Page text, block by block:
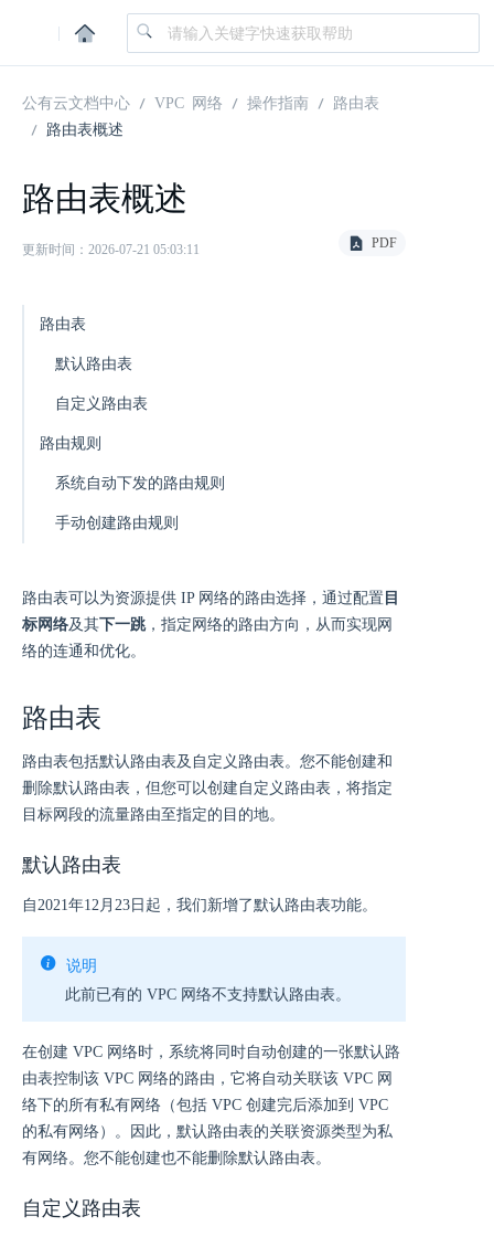
|
公有云文档中心 VPC 网络 操作指南
路由表
路由表概述
路由表概述
更新时间：2026-07-21 05:03:11 PDF
路由表
默认路由表
自定义路由表
路由规则
系统自动下发的路由规则
手动创建路由规则
路由表可以为资源提供 IP 网络的路由选择，通过配置 目
标网络及其下一跳，指定网络的路由方向，从而实现网
络的连通和优化。
路由表
路由表包括默认路由表及自定义路由表。您不能创建和
删除默认路由表，但您可以创建自定义路由表，将指定
目标网段的流量路由至指定的目的地。
默认路由表
自2021年12月23日起，我们新增了默认路由表功能。
说明
此前已有的 VPC 网络不支持默认路由表。
在创建 VPC 网络时，系统将同时自动创建的一张默认路
由表控制该 VPC 网络的路由，它将自动关联该 VPC 网
络下的所有私有网络（包括 VPC 创建完后添加到 VPC
的私有网络）。因此，默认路由表的关联资源类型为私
有网络。您不能创建也不能删除默认路由表。
自定义路由表